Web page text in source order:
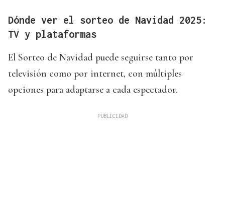
Dónde ver el sorteo de Navidad 2025:
TV y plataformas
El Sorteo de Navidad puede seguirse tanto por
televisión como por internet, con múltiples
opciones para adaptarse a cada espectador.